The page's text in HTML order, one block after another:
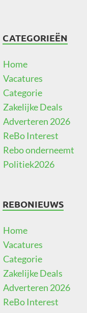
CATEGORIEËN
Home
Vacatures
Categorie
Zakelijke Deals
Adverteren 2026
ReBo Interest
Rebo onderneemt
Politiek2026
REBONIEUWS
Home
Vacatures
Categorie
Zakelijke Deals
Adverteren 2026
ReBo Interest